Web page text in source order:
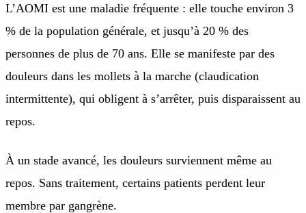
L’AOMI est une maladie fréquente : elle touche environ 3
% de la population générale, et jusqu’à 20 % des
personnes de plus de 70 ans. Elle se manifeste par des
douleurs dans les mollets à la marche (claudication
intermittente), qui obligent à s’arrêter, puis disparaissent au
repos.
À un stade avancé, les douleurs surviennent même au
repos. Sans traitement, certains patients perdent leur
membre par gangrène.